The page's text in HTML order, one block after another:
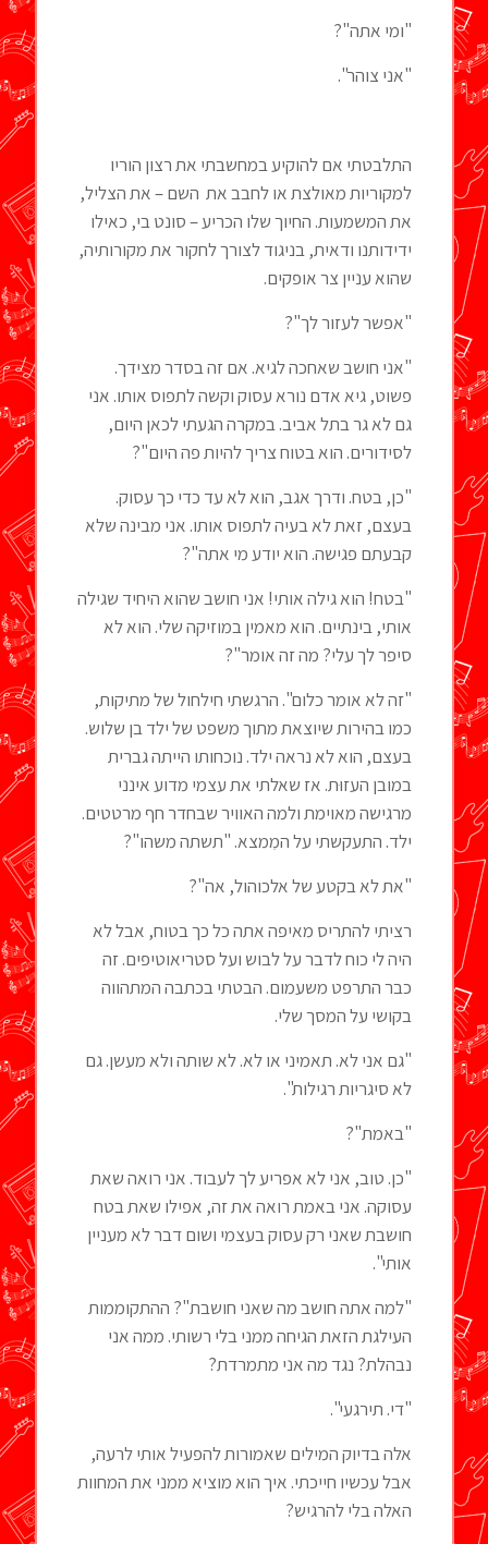
"ומי אתה"?
"אני צוהר".
התלבטתי אם להוקיע במחשבתי את רצון הוריו
למקוריות מאולצת או לחבב את השם – את הצליל,
את המשמעות. החיוך שלו הכריע – סונט בי, כאילו
ידידותנו ודאית, בניגוד לצורך לחקור את מקורותיה,
שהוא עניין צר אופקים.
"אפשר לעזור לך"?
"אני חושב שאחכה לגיא. אם זה בסדר מצידך.
פשוט, גיא אדם נורא עסוק וקשה לתפוס אותו. אני
גם לא גר בתל אביב. במקרה הגעתי לכאן היום,
לסידורים. הוא בטוח צריך להיות פה היום"?
"כן, בטח. ודרך אגב, הוא לא עד כדי כך עסוק.
בעצם, זאת לא בעיה לתפוס אותו. אני מבינה שלא
קבעתם פגישה. הוא יודע מי אתה"?
"בטח! הוא גילה אותי! אני חושב שהוא היחיד שגילה
אותי, בינתיים. הוא מאמין במוזיקה שלי. הוא לא
סיפר לך עלי? מה זה אומר"?
"זה לא אומר כלום". הרגשתי חילחול של מתיקות,
כמו בהירות שיוצאת מתוך משפט של ילד בן שלוש.
בעצם, הוא לא נראה ילד. נוכחותו הייתה גברית
במובן העזוּת. אז שאלתי את עצמי מדוע אינני
מרגישה מאוימת ולמה האוויר שבחדר חף מרטטים.
ילד. התעקשתי על המִמצא. "תשתה משהו"?
"את לא בקטע של אלכוהול, אה"?
רציתי להתריס מאיפה אתה כל כך בטוח, אבל לא
היה לי כוח לדבר על לבוש ועל סטריאוטיפים. זה
כבר התרפט משעמום. הבטתי בכתבה המתהווה
בקושי על המסך שלי.
"גם אני לא. תאמיני או לא. לא שותה ולא מעשן. גם
לא סיגריות רגילות".
"באמת"?
"כן. טוב, אני לא אפריע לך לעבוד. אני רואה שאת
עסוקה. אני באמת רואה את זה, אפילו שאת בטח
חושבת שאני רק עסוק בעצמי ושום דבר לא מעניין
אותי".
"למה אתה חושב מה שאני חושבת"? ההתקוממות
העילגת הזאת הגיחה ממני בלי רשותי. ממה אני
נבהלת? נגד מה אני מתמרדת?
"די. תירגעי".
אלה בדיוק המילים שאמורות להפעיל אותי לרעה,
אבל עכשיו חייכתי. איך הוא מוציא ממני את המחוות
האלה בלי להרגיש?